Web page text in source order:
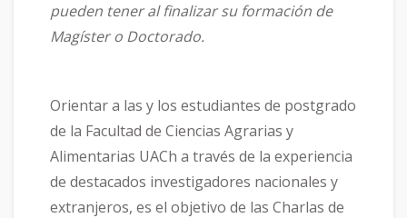
pueden tener al finalizar su formación de
Magíster o Doctorado.
Orientar a las y los estudiantes de postgrado
de la Facultad de Ciencias Agrarias y
Alimentarias UACh a través de la experiencia
de destacados investigadores nacionales y
extranjeros, es el objetivo de las Charlas de